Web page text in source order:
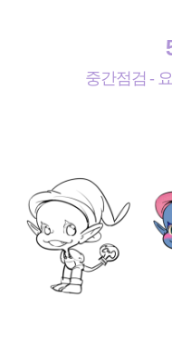
중간점검 -